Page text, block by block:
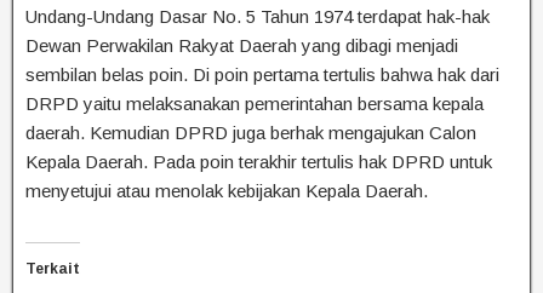
Undang-Undang Dasar No. 5 Tahun 1974 terdapat hak-hak
Dewan Perwakilan Rakyat Daerah yang dibagi menjadi
sembilan belas poin. Di poin pertama tertulis bahwa hak dari
DRPD yaitu melaksanakan pemerintahan bersama kepala
daerah. Kemudian DPRD juga berhak mengajukan Calon
Kepala Daerah. Pada poin terakhir tertulis hak DPRD untuk
menyetujui atau menolak kebijakan Kepala Daerah.
Terkait